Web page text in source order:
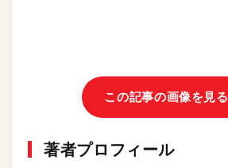
この記事の画像を見る
著者プロフィール